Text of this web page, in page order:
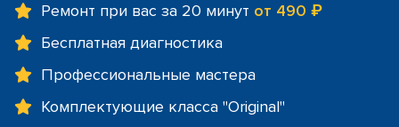
Ремонт при вас за 20 минут от 490 ₽
Бесплатная диагностика
Профессиональные мастера
Комплектующие класса "Original"